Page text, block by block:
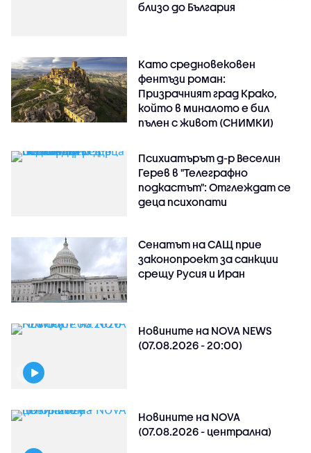
близо до България
Като средновековен
фентъзи роман:
Призрачният град Крако,
който в миналото е бил
пълен с живот (СНИМКИ)
Психиатърът д-р Веселин
Герев в "Телеграфно
подкастът": Отглеждат се
деца психопати
Сенатът на САЩ прие
законопроект за санкции
срещу Русия и Иран
Новините на NOVA NEWS
(07.08.2026 - 20:00)
Новините на NOVA
(07.08.2026 - централна)